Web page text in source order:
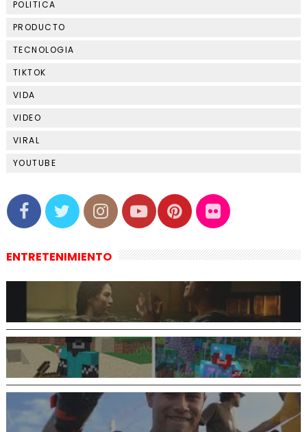
POLITICA
PRODUCTO
TECNOLOGIA
TIKTOK
VIDA
VIDEO
VIRAL
YOUTUBE
ENTRETENIMIENTO